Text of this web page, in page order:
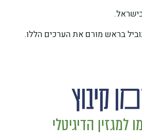
בראש מורם את הערכים הללו.
למגזין הדיגיטלי